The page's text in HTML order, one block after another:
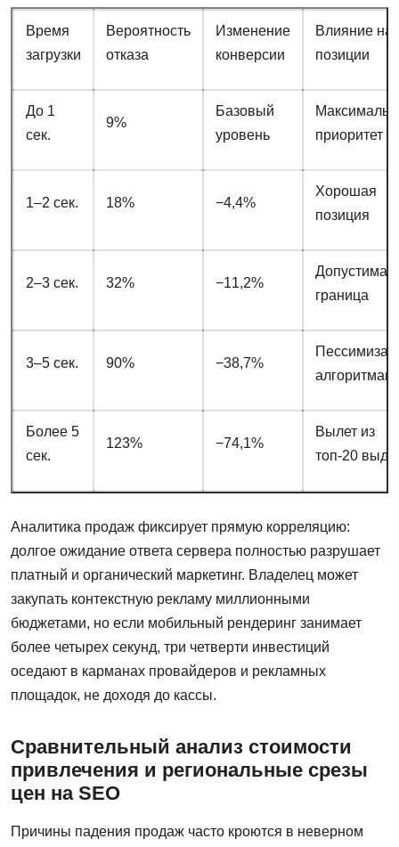
Время
загрузки
Вероятность
отказа
Изменение
конверсии
Влияние на
позиции
До 1
сек.
9%
Базовый
уровень
приоритет
1–2 сек. 18% −4,4%
Хорошая
позиция
2–3 сек. 32% −11,2%
Допустимая
граница
3–5 сек. 90% −38,7%
Более 5
сек.
123% −74,1%
Вылет из
топ-20
Аналитика продаж фиксирует прямую корреляцию:
долгое ожидание ответа сервера полностью разрушает
платный и органический маркетинг. Владелец может
закупать контекстную рекламу миллионными
бюджетами, но если мобильный рендеринг занимает
более четырех секунд, три четверти инвестиций
оседают в карманах провайдеров и рекламных
площадок, не доходя до кассы.
Сравнительный анализ стоимости
привлечения и региональные срезы
цен на SEO
Причины падения продаж часто кроются в неверном